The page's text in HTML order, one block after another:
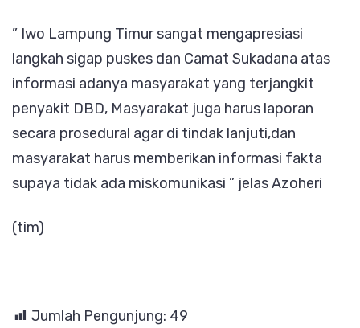
” Iwo Lampung Timur sangat mengapresiasi
langkah sigap puskes dan Camat Sukadana atas
informasi adanya masyarakat yang terjangkit
penyakit DBD, Masyarakat juga harus laporan
secara prosedural agar di tindak lanjuti,dan
masyarakat harus memberikan informasi fakta
supaya tidak ada miskomunikasi ” jelas Azoheri
(tim)
Jumlah Pengunjung: 49